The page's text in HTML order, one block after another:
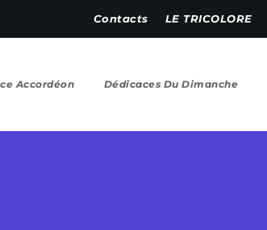
Contacts LE TRICOLORE
Accordéon Dédicaces Du Dimanche